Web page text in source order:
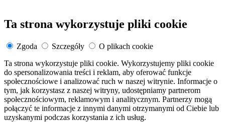
Ta strona wykorzystuje pliki cookie
Zgoda Szczegóły
O plikach cookie
Ta strona wykorzystuje pliki cookie. Wykorzystujemy pliki cookie
do spersonalizowania treści i reklam, aby oferować funkcje
społecznościowe i analizować ruch w naszej witrynie. Informacje o
tym, jak korzystasz z naszej witryny, udostępniamy partnerom
społecznościowym, reklamowym i analitycznym. Partnerzy mogą
połączyć te informacje z innymi danymi otrzymanymi od Ciebie lub
uzyskanymi podczas korzystania z ich usług.